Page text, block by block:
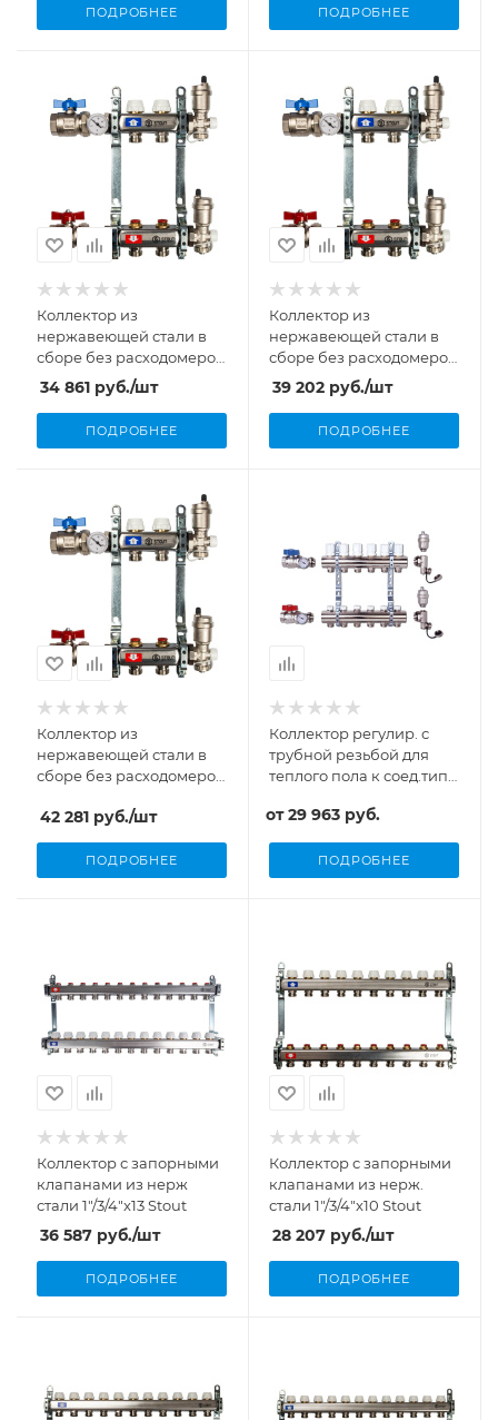
ПОДРОБНЕЕ ПОДРОБНЕЕ
Коллектор из
нержавеющей стали в
сборе без расходомеров
1"/3/4"x7 вых. Stout
34 861 руб./шт
ПОДРОБНЕЕ
Коллектор из
нержавеющей стали в
сборе без расходомеров
1"/3/4"x8 вых. Stout
39 202 руб./шт
ПОДРОБНЕЕ
Коллектор из
нержавеющей стали в
сборе без расходомеров
42 281 руб./шт
ПОДРОБНЕЕ
Коллектор регулир. с
трубной резьбой для
теплого пола к соед.типа
от29 963 руб.
ПОДРОБНЕЕ
Коллектор с запорными
клапанами из нерж
стали 1"/3/4"x13 Stout
36 587 руб./шт
ПОДРОБНЕЕ
Коллектор с запорными
клапанами из нерж.
стали 1"/3/4"x10 Stout
28 207 руб./шт
ПОДРОБНЕЕ